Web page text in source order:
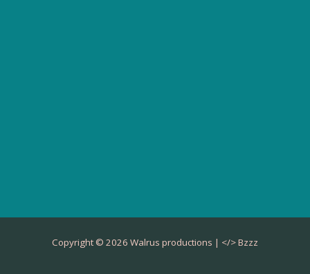
Copyright © 2026 Walrus productions | </>Bzzz